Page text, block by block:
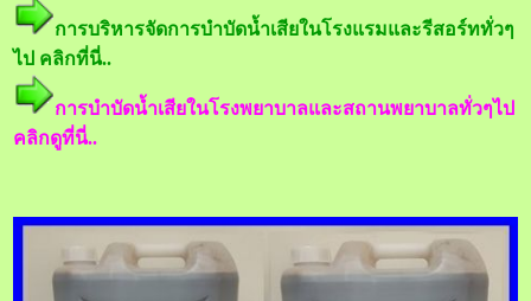
การบริหารจัดการบำบัดน้ำเสียในโรงแรมและรีสอร์ททั่วๆ
ไป คลิกที่นี่..
การบำบัดน้ำเสียในโรงพยาบาลและสถานพยาบาลทั่วๆไป
คลิกดูที่นี่..